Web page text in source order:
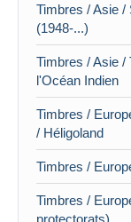
Timbres / Asie /
(1948-...)
Timbres / Asie /
l'Océan Indien
Timbres /
/ Héligoland
Timbres /
Timbres /
protectorats)